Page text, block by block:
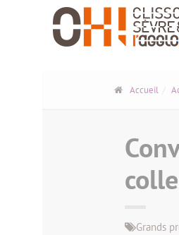
Accueil
Grands
Panneau de gestion des cookies